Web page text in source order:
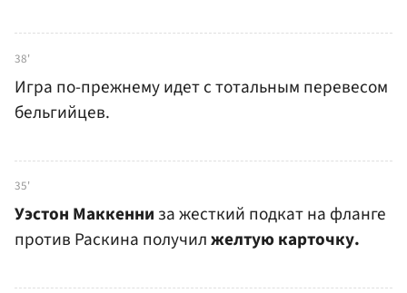
38'
Игра по-прежнему идет с тотальным перевесом
бельгийцев.
35'
Уэстон Маккенни за жесткий подкат на фланге
против Раскина получилжелтую карточку.